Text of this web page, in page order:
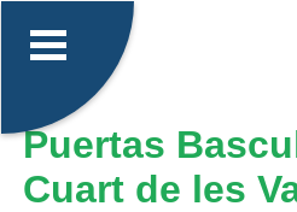
Puertas
Cuart de les